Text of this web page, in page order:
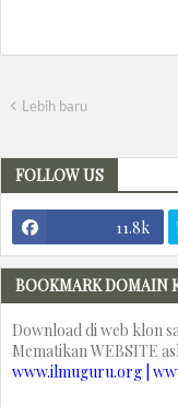
Lebih baru
FOLLOW US
11.8k
BOOKMARK DOMAIN
Download di web klon
Mematikan WEBSITE
www.ilmuguru.org |